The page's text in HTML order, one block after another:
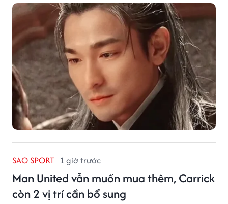
SAO SPORT 1 giờ trước
Man United vẫn muốn mua thêm, Carrick
còn 2 vị trí cần bổ sung